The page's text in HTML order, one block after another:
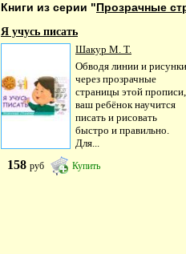
Книги из серии "Прозрачные
Я учусь писать
Шакур М. Т.
Обводя линии и рисунки
через прозрачные
страницы этой прописи,
ваш ребёнок научится
писать и рисовать
быстро и правильно.
Для...
158 руб Купить